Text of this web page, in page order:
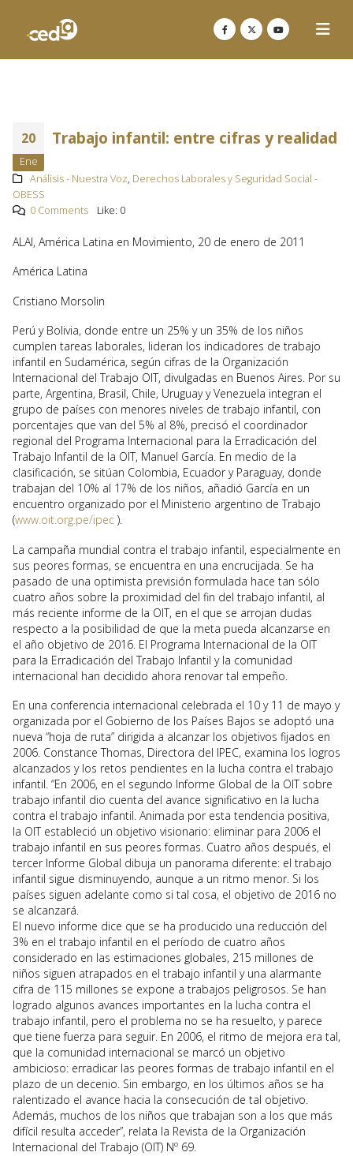
20
Ene
Trabajo infantil: entre cifras y realidad
Análisis - Nuestra Voz, Derechos Laborales y Seguridad Social -
OBESS
0 Comments
Like: 0
ALAI, América Latina en Movimiento, 20 de enero de 2011
América Latina
Cristiano Morsolin
Perú y Bolivia, donde entre un 25% y un 35% de los niños
cumplen tareas laborales, lideran los indicadores de trabajo
infantil en Sudamérica, según cifras de la Organización
Internacional del Trabajo OIT, divulgadas en Buenos Aires. Por su
parte, Argentina, Brasil, Chile, Uruguay y Venezuela integran el
grupo de países con menores niveles de trabajo infantil, con
porcentajes que van del 5% al 8%, precisó el coordinador
regional del Programa Internacional para la Erradicación del
Trabajo Infantil de la OIT, Manuel García. En medio de la
clasificación, se sitúan Colombia, Ecuador y Paraguay, donde
trabajan del 10% al 17% de los niños, añadió García en un
encuentro organizado por el Ministerio argentino de Trabajo
(www.oit.org.pe/ipec ).
La campaña mundial contra el trabajo infantil, especialmente en
sus peores formas, se encuentra en una encrucijada. Se ha
pasado de una optimista previsión formulada hace tan sólo
cuatro años sobre la proximidad del fin del trabajo infantil, al
más reciente informe de la OIT, en el que se arrojan dudas
respecto a la posibilidad de que la meta pueda alcanzarse en
el año objetivo de 2016. El Programa Internacional de la OIT
para la Erradicación del Trabajo Infantil y la comunidad
internacional han decidido ahora renovar tal empeño.
En una conferencia internacional celebrada el 10 y 11 de mayo y
organizada por el Gobierno de los Países Bajos se adoptó una
nueva “hoja de ruta” dirigida a alcanzar los objetivos fijados en
2006. Constance Thomas, Directora del IPEC, examina los logros
alcanzados y los retos pendientes en la lucha contra el trabajo
infantil. “En 2006, en el segundo Informe Global de la OIT sobre
trabajo infantil dio cuenta del avance significativo en la lucha
contra el trabajo infantil. Animada por esta tendencia positiva,
la OIT estableció un objetivo visionario: eliminar para 2006 el
trabajo infantil en sus peores formas. Cuatro años después, el
tercer Informe Global dibuja un panorama diferente: el trabajo
infantil sigue disminuyendo, aunque a un ritmo menor. Si los
países siguen adelante como si tal cosa, el objetivo de 2016 no
se alcanzará.
El nuevo informe dice que se ha producido una reducción del
3% en el trabajo infantil en el período de cuatro años
considerado en las estimaciones globales, 215 millones de
niños siguen atrapados en el trabajo infantil y una alarmante
cifra de 115 millones se expone a trabajos peligrosos. Se han
logrado algunos avances importantes en la lucha contra el
trabajo infantil, pero el problema no se ha resuelto, y parece
que tiene fuerza para seguir. En 2006, el ritmo de mejora era tal,
que la comunidad internacional se marcó un objetivo
ambicioso: erradicar las peores formas de trabajo infantil en el
plazo de un decenio. Sin embargo, en los últimos años se ha
ralentizado el avance hacia la consecución de tal objetivo.
Además, muchos de los niños que trabajan son a los que más
difícil resulta acceder”, relata la Revista de la Organización
Internacional del Trabajo (OIT) Nº 69.